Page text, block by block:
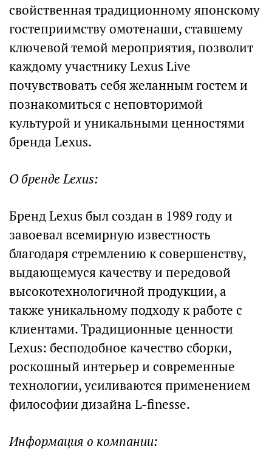
свойственная традиционному японскому
гостеприимству омотенаши, ставшему
ключевой темой мероприятия, позволит
каждому участнику Lexus Live
почувствовать себя желанным гостем и
познакомиться с неповторимой
культурой и уникальными ценностями
бренда Lexus.
О бренде Lexus:
Бренд Lexus был создан в 1989 году и
завоевал всемирную известность
благодаря стремлению к совершенству,
выдающемуся качеству и передовой
высокотехнологичной продукции, а
также уникальному подходу к работе с
клиентами. Традиционные ценности
Lexus: бесподобное качество сборки,
роскошный интерьер и современные
технологии, усиливаются применением
философии дизайна L-finesse.
Информация о компании: